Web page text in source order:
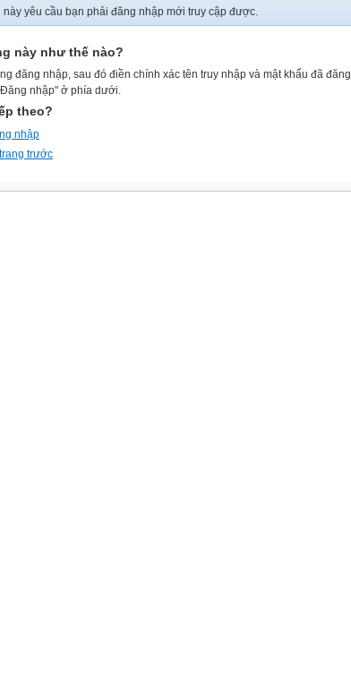
này yêu cầu bạn phải đăng nhập mới truy cập được.
này như thế nào?
đăng nhập, sau đó điền chính xác tên truy nhập và mật khẩu đã đăng
nhập" ở phía dưới.
theo?
nhập
trước